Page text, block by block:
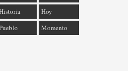
Hoy
Momento